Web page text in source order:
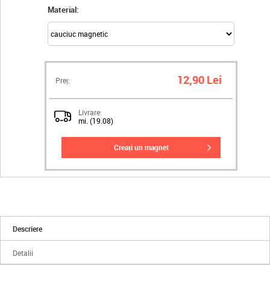
Material:
Preț: 12,90 Lei
Livrare:
mi. (19.08)
creați un magnet
Descriere
Detalii